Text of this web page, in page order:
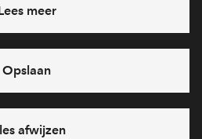
direct antwoord? Bel ons op
28 46
feestdagen)
zijn we vanaf
09:00 uur weer